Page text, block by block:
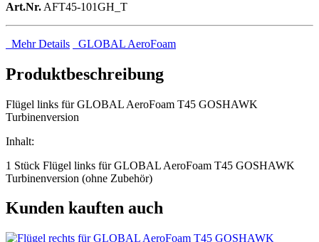
Art.Nr. AFT45-101GH_T
Mehr Details GLOBAL AeroFoam
Produktbeschreibung
Flügel links für GLOBAL AeroFoam T45 GOSHAWK
Turbinenversion
Inhalt:
1 Stück Flügel links für GLOBAL AeroFoam T45 GOSHAWK
Turbinenversion (ohne Zubehör)
Kunden kauften auch